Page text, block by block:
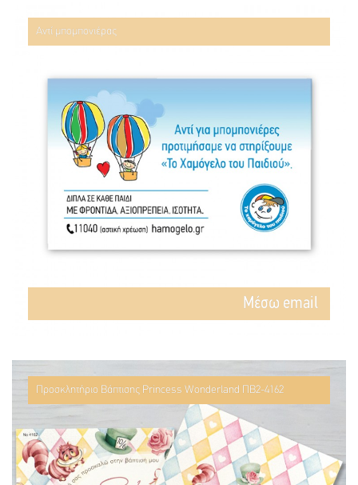
Αντί μπομπονιέρας
Mέσω email
Προσκλητήριο Βάπτισης Princess Wonderland ΠΒ2-4162